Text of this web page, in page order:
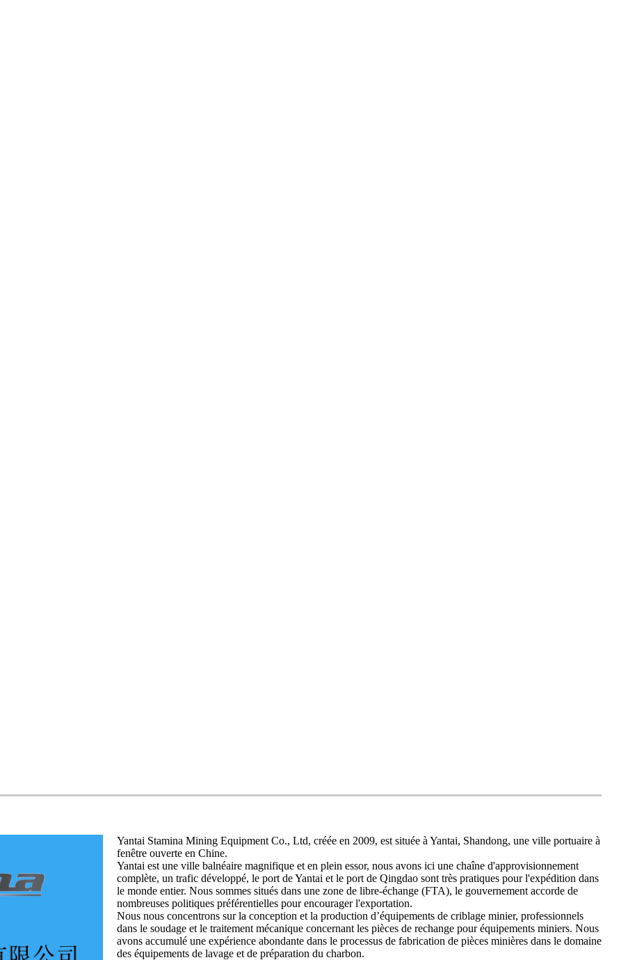
Yantai Stamina Mining Equipment Co., Ltd, créée en 2009, est située à Yantai, Shandong, une ville portuaire à
fenêtre ouverte en Chine.
Yantai est une ville balnéaire magnifique et en plein essor, nous avons ici une chaîne d'approvisionnement
complète, un trafic développé, le port de Yantai et le port de Qingdao sont très pratiques pour l'expédition dans
le monde entier. Nous sommes situés dans une zone de libre-échange (FTA), le gouvernement accorde de
nombreuses politiques préférentielles pour encourager l'exportation.
Nous nous concentrons sur la conception et la production d’équipements de criblage minier, professionnels
dans le soudage et le traitement mécanique concernant les pièces de rechange pour équipements miniers. Nous
avons accumulé une expérience abondante dans le processus de fabrication de pièces minières dans le domaine
des équipements de lavage et de préparation du charbon.